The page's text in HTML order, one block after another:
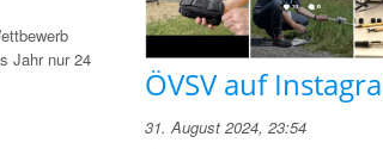
Jahr nur 24
ÖVSV auf
31. August 2024, 23:54